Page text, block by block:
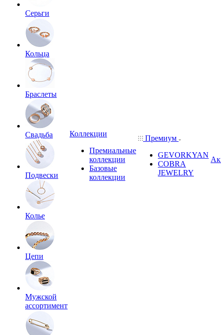
Серьги
Кольца
Браслеты
Свадьба
Подвески
Колье
Цепи
Мужской
ассортимент
Коллекции
Премиальные
коллекции
Базовые
коллекции
Премиум
GEVORKYAN
COBRA
JEWELRY